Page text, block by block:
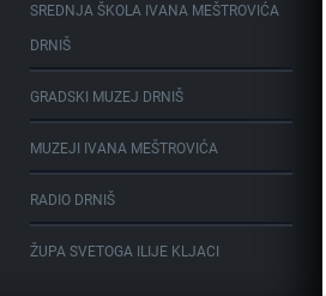
SREDNJA ŠKOLA IVANA MEŠTROVIĆA
DRNIŠ
GRADSKI MUZEJ DRNIŠ
MUZEJI IVANA MEŠTROVIĆA
RADIO DRNIŠ
ŽUPA SVETOGA ILIJE KLJACI